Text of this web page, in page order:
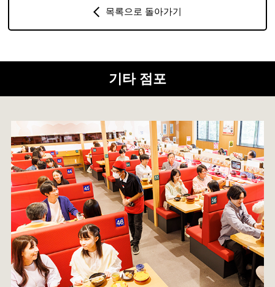
목록으로 돌아가기
기타 점포